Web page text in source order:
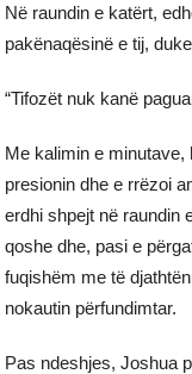
Në raundin e katërt,
pakënaqësinë e tij,
“Tifozët nuk kanë
Me kalimin e minutave,
presionin dhe e rrëzoi
erdhi shpejt në raundin
qoshe dhe, pasi e
fuqishëm me të
nokautin përfundimtar.
Pas ndeshjes, Joshua